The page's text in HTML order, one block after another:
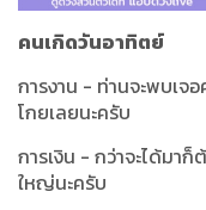
คนเกิดวันอาทิตย์
การงาน - ท่านจะพบเจ
โกยเลยนะครับ
การเงิน - กว่าจะได้มา
ใหญ่นะครับ